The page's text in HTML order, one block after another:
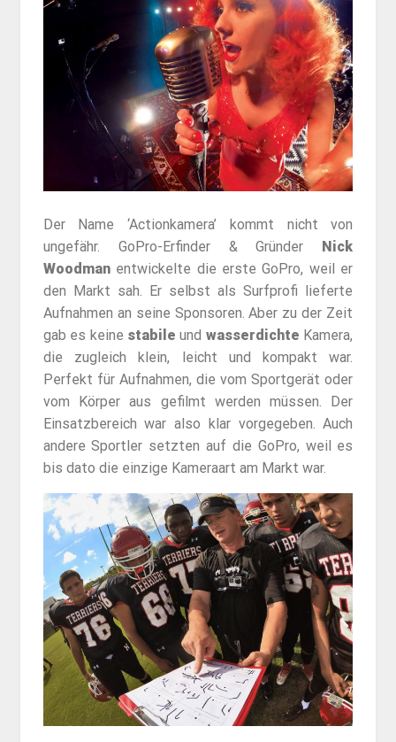
Der Name ‘Actionkamera’ kommt nicht von
ungefähr. GoPro-Erfinder & Gründer
Nick
Woodmanentwickelte die erste GoPro, weil er
den Markt sah. Er selbst als Surfprofi lieferte
Aufnahmen an seine Sponsoren. Aber zu der Zeit
gab es keine stabile und wasserdichte Kamera,
die zugleich klein, leicht und kompakt war.
Perfekt für Aufnahmen, die vom Sportgerät oder
vom Körper aus gefilmt werden müssen. Der
Einsatzbereich war also klar vorgegeben. Auch
andere Sportler setzten auf die GoPro, weil es
bis dato die einzige Kameraart am Markt war.